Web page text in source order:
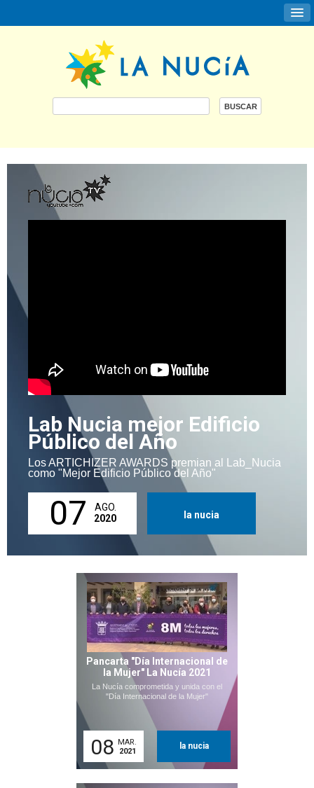
Lab Nucia mejor Edificio
Público del Año
Los ARTICHIZER AWARDS premian al Lab_Nucia
como "Mejor Edificio Público del Año"
07
AGO.
2020
la nucia
Pancarta "Día Internacional de
la Mujer" La Nucía 2021
La Nucía comprometida y unida con el
"Día Internacional de la Mujer"
08 MAR.
2021
la nucia